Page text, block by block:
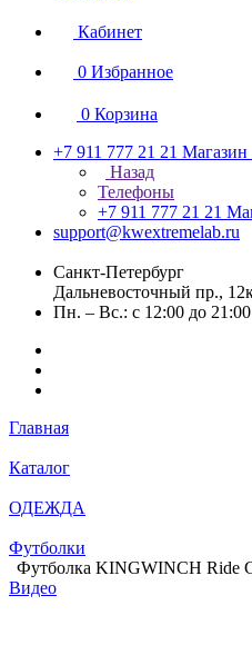
Кабинет
0 Избранное
0 Корзина
+7 911 777 21 21 Магазин
Назад
Телефоны
+7 911 777 21 21
support@kwextremelab.ru
Санкт-Петербург
Дальневосточный пр.,
Пн. – Вс.: с 12:00 до 21:00
Главная
Каталог
ОДЕЖДА
Футболки
Футболка KINGWINCH Ride
Видео